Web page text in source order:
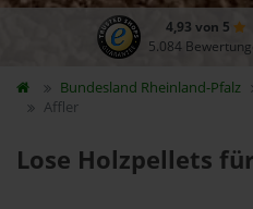
4,93 von 5
5.084
Bundesland Rheinland-Pfalz
Affler
Lose Holzpellets